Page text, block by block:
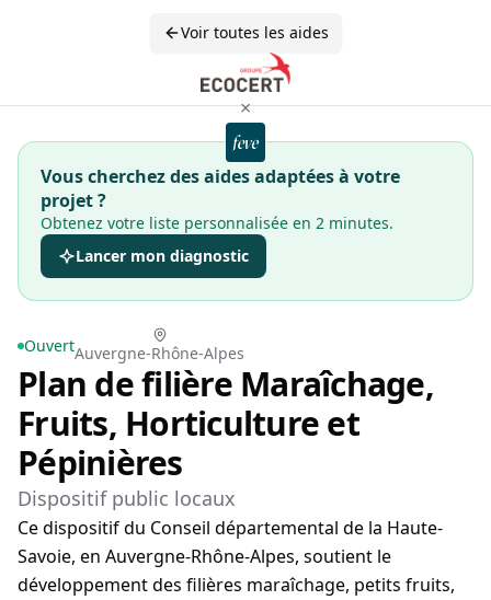
Voir toutes les aides
×
Vous cherchez des aides adaptées à votre
projet ?
Obtenez votre liste personnalisée en 2 minutes.
Lancer mon diagnostic
OuvertAuvergne-Rhône-Alpes
Plan de filière Maraîchage,
Fruits, Horticulture et
Pépinières
Dispositif public locaux
Ce dispositif du Conseil départemental de la Haute-
Savoie, en Auvergne-Rhône-Alpes, soutient le
développement des filières maraîchage, petits fruits,